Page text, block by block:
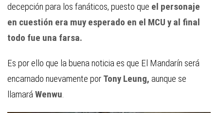
decepción para los fanáticos, puesto que el personaje
en cuestión era muy esperado en el MCU y al final
todo fue una farsa.
Es por ello que la buena noticia es que El Mandarín será
encarnado nuevamente por Tony Leung, aunque se
llamará Wenwu.